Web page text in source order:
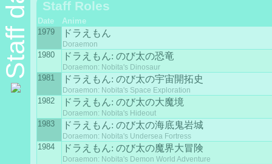
Staff data Staff Roles
Date
Anime
1979
ドラえもん
Doraemon
1980 ドラえもん: のび太の恐竜
Doraemon: Nobita's Dinosaur
1981 ドラえもん: のび太の宇宙開拓史
Doraemon: Nobita's Space Exploration
1982 ドラえもん: のび太の大魔境
Doraemon: Nobita's Hideout
1983 ドラえもん: のび太の海底鬼岩城
Doraemon: Nobita's Undersea Fortress
1984 ドラえもん: のび太の魔界大冒険
Doraemon: Nobita's Demon World Adventure